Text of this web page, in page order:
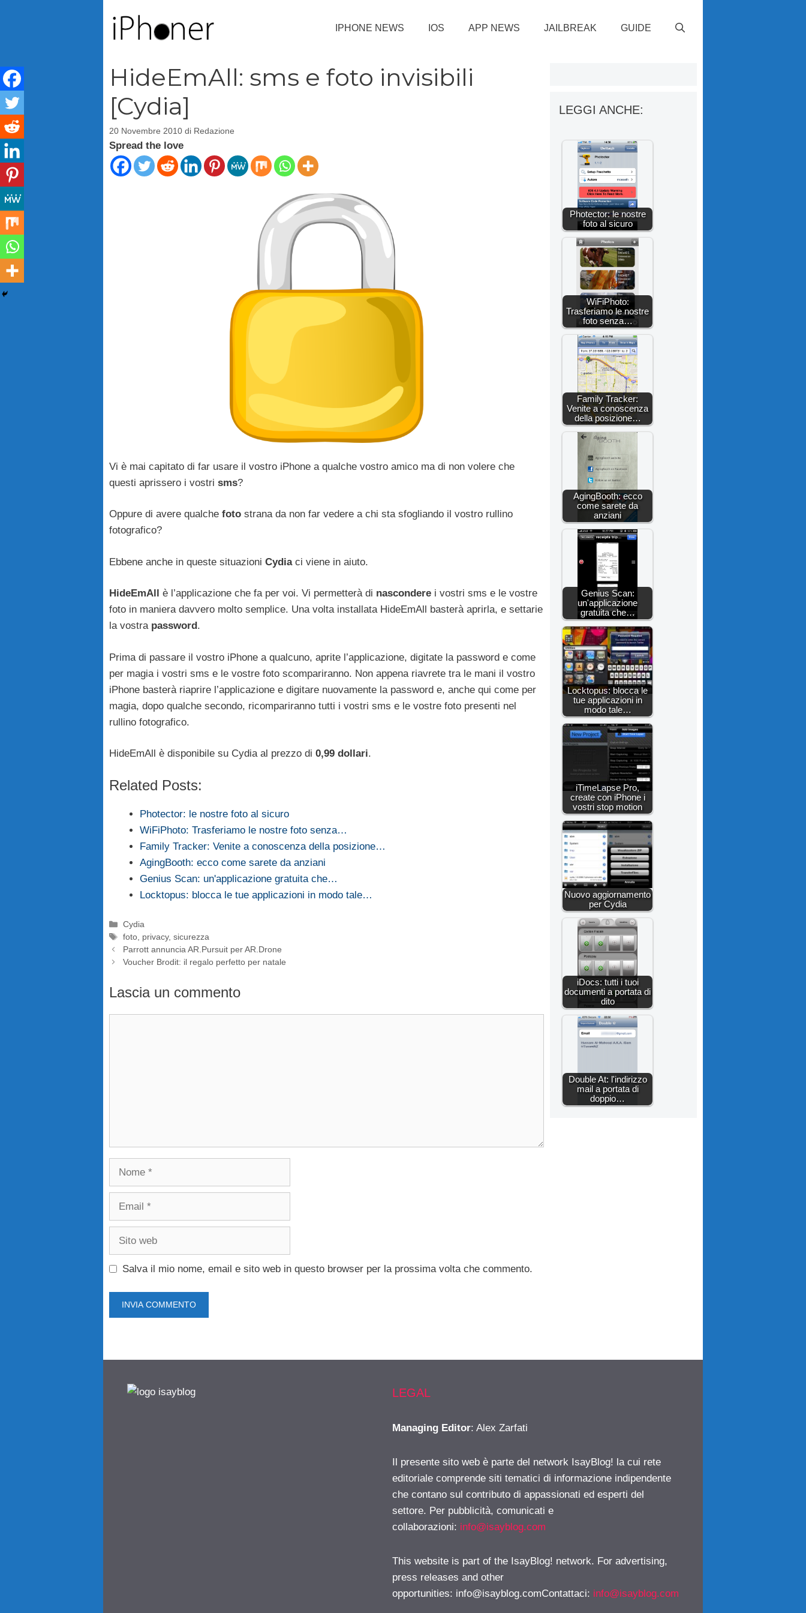
IPHONE NEWS IOS APP NEWS JAILBREAK GUIDE
HideEmAll: sms e foto invisibili
[Cydia]
20 Novembre 2010 di Redazione
Spread the love
Vi è mai capitato di far usare il vostro iPhone a qualche vostro amico ma di non volere che
questi aprissero i vostri sms?
Oppure di avere qualche foto strana da non far vedere a chi sta sfogliando il vostro rullino
fotografico?
Ebbene anche in queste situazioni Cydiaci viene in aiuto.
HideEmAll è l’applicazione che fa per voi. Vi permetterà di nascondere i vostri sms e le vostre
foto in maniera davvero molto semplice. Una volta installata HideEmAll basterà aprirla, e settarie
la vostra password .
Prima di passare il vostro iPhone a qualcuno, aprite l’applicazione, digitate la password e come
per magia i vostri sms e le vostre foto scompariranno. Non appena riavrete tra le mani il vostro
iPhone basterà riaprire l’applicazione e digitare nuovamente la password e, anche qui come per
magia, dopo qualche secondo, ricompariranno tutti i vostri sms e le vostre foto presenti nel
rullino fotografico.
HideEmAll è disponibile su Cydia al prezzo di 0,99 dollari.
Related Posts:
Photector: le nostre foto al sicuro
WiFiPhoto: Trasferiamo le nostre foto senza…
Family Tracker: Venite a conoscenza della posizione…
AgingBooth: ecco come sarete da anziani
Genius Scan: un'applicazione gratuita che…
Locktopus: blocca le tue applicazioni in modo tale…
Categorie
Cydia
Tag
foto, privacy,sicurezza
Parrott annuncia AR.Pursuit per AR.Drone
Voucher Brodit: il regalo perfetto per natale
Lascia un commento
Salva il mio nome, email e sito web in questo browser per la prossima volta che commento.
LEGGI ANCHE:
Photector: le nostre
foto al sicuro
WiFiPhoto:
Trasferiamo le nostre
foto senza…
Family Tracker:
Venite a conoscenza
della posizione…
AgingBooth: ecco
come sarete da
anziani
Genius Scan:
un'applicazione
gratuita che…
Locktopus: blocca le
tue applicazioni in
modo tale…
iTimeLapse Pro,
create con iPhone i
vostri stop motion
Nuovo aggiornamento
per Cydia
iDocs: tutti i tuoi
documenti a portata di
dito
Double At: l'indirizzo
mail a portata di
doppio…
LEGAL
Managing Editor: Alex Zarfati
Il presente sito web è parte del network IsayBlog! la cui rete
editoriale comprende siti tematici di informazione indipendente
che contano sul contributo di appassionati ed esperti del
settore. Per pubblicità, comunicati e
collaborazioni: info@isayblog.com
This website is part of the IsayBlog! network. For advertising,
press releases and other
opportunities: info@isayblog.comContattaci: info@isayblog.com